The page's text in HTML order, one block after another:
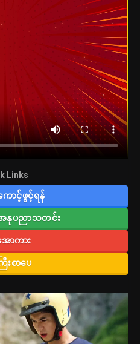
Links
ောင့်ဖွင့်ရန်
အနုပညာသတင်း
ောကား
းစာပေ